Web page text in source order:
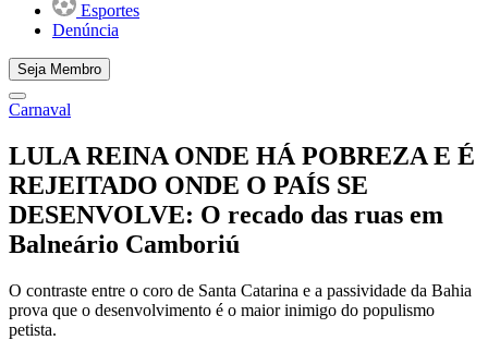
Esportes
Denúncia
Seja Membro
Carnaval
LULA REINA ONDE HÁ POBREZA E É
REJEITADO ONDE O PAÍS SE
DESENVOLVE: O recado das ruas em
Balneário Camboriú
O contraste entre o coro de Santa Catarina e a passividade da Bahia
prova que o desenvolvimento é o maior inimigo do populismo
petista.